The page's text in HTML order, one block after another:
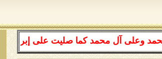
آل محمد كما صليت على إبراهيم وعلى